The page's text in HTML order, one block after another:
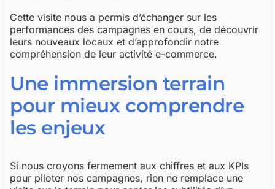
Cette visite nous a permis d’échanger sur les
performances des campagnes en cours, de découvrir
leurs nouveaux locaux et d’approfondir notre
compréhension de leur activité e-commerce.
Une immersion terrain
pour mieux comprendre
les enjeux
Si nous croyons fermement aux chiffres et aux KPIs
pour piloter nos campagnes, rien ne remplace une